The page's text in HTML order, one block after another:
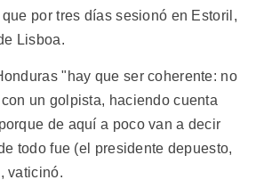
que por tres días sesionó en Estoril,
Lisboa.
"hay que ser coherente: no
un golpista, haciendo cuenta
de aquí a poco van a decir
todo fue (el presidente depuesto,
vaticinó.